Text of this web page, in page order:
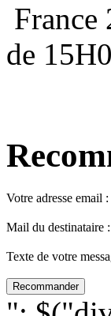
France
de
Votre adresse email :
Mail du destinataire :
Texte de votre